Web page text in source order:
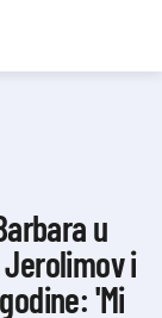
u
i
'Mi